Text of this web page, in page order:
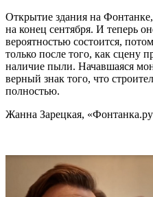
Открытие здания на
на конец сентября. И теперь
вероятностью состоится,
только после того, как сцену
наличие пыли. Начавшаяся
верный знак того, что
полностью.
Жанна Зарецкая,